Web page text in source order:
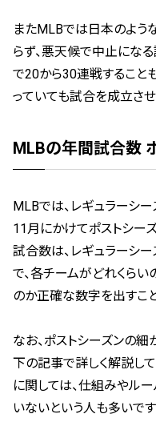
またMLBでは日本のよう
らず、悪天候で中止にな
で20から30連戦すること
っていても試合を成立さ
MLBの年間試合数
MLBでは、レギュラーシ
11月にかけてポストシー
試合数は、レギュラーシ
で、各チームがどれくら
のか正確な数字を出すこ
なお、ポストシーズンの
下の記事で詳しく解説し
に関しては、仕組みやル
いないという人も多いで